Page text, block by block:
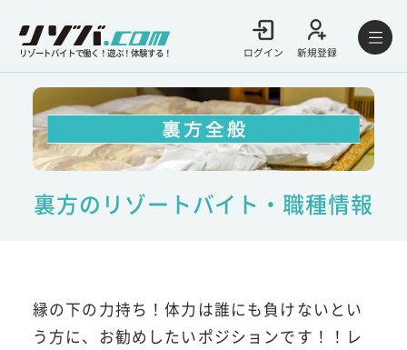
リゾートバイトで働く！遊ぶ！体験する！ ログイン 新規登録
裏方のリゾートバイト・職種情報
縁の下の力持ち！体力は誰にも負けないとい
う方に、お勧めしたいポジションです！！レ